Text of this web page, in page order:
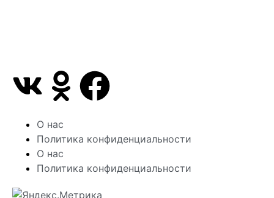
О нас
Политика конфиденциальности
О нас
Политика конфиденциальности